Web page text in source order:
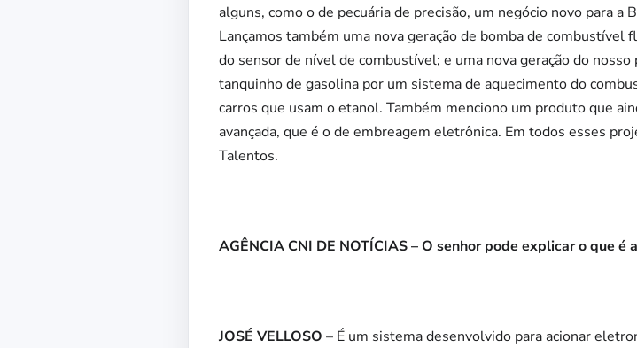
alguns, como o de pecuária de precisão, um negócio novo para a
Lançamos também uma nova geração de bomba de combustível
do sensor de nível de combustível; e uma nova geração do
tanquinho de gasolina por um sistema de aquecimento do
carros que usam o etanol. Também menciono um produto que
avançada, que é o de embreagem eletrônica. Em todos esses
Talentos.
AGÊNCIA CNI DE NOTÍCIAS – O senhor pode explicar o que é
JOSÉ VELLOSO – É um sistema desenvolvido para acionar